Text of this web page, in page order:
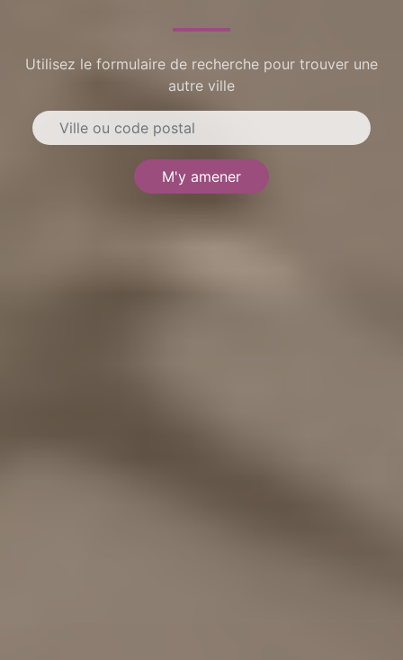
Utilisez le formulaire de recherche pour trouver une
autre ville
M'y amener